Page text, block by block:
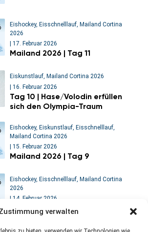
verwalten
Eishockey, Eisschnelllauf, Mailand Cortina
2026
| 17. Februar 2026
Mailand 2026 | Tag 11
Eiskunstlauf, Mailand Cortina 2026
| 16. Februar 2026
Tag 10 | Hase/Volodin erfüllen
sich den Olympia-Traum
Eishockey, Eiskunstlauf, Eisschnelllauf,
Mailand Cortina 2026
15. Februar 2026
Mailand 2026 | Tag 9
Eishockey, Eisschnelllauf, Mailand Cortina
2026
| 14. Februar 2026
Mailand 2026 | Tag 8